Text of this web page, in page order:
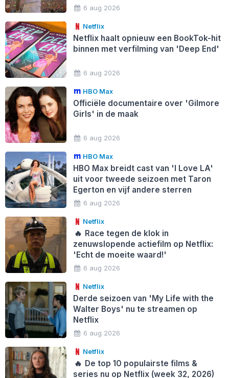
6 aug 2026
Netflix
Netflix haalt opnieuw een BookTok-hit
binnen met verfilming van 'Deep End'
6 aug 2026
HBO Max
Officiële documentaire over 'Gilmore
Girls' in de maak
6 aug 2026
HBO Max
HBO Max breidt cast van 'I Love LA'
uit voor tweede seizoen met Taron
Egerton en vijf andere sterren
6 aug 2026
Netflix
🔥 Race tegen de klok in
zenuwslopende actiefilm op Netflix:
'Echt de moeite waard!'
6 aug 2026
Netflix
Derde seizoen van 'My Life with the
Walter Boys' nu te streamen op
Netflix
6 aug 2026
Netflix
🔥 De top 10 populairste films &
series nu op Netflix (week 32, 2026)